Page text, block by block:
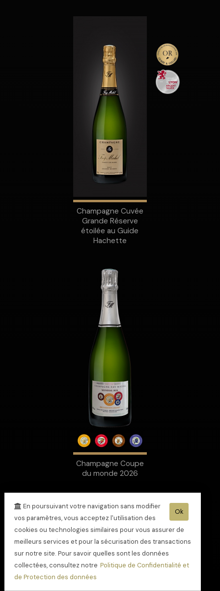
Champagne Cuvée
Grande Réserve
étoilée au Guide
Hachette
Champagne Coupe
du monde 2026
Ok
En poursuivant votre navigation sans modifier
vos paramètres, vous acceptez l'utilisation des
cookies ou technologies similaires pour vous assurer de
meilleurs services et pour la sécurisation des transactions
sur notre site. Pour savoir quelles sont les données
collectées, consultez notre Politique de Confidentialité et
de Protection des données